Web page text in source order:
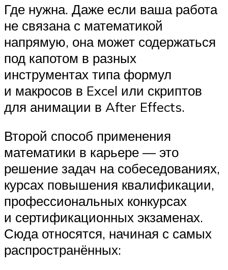
Где нужна. Даже если ваша работа
не связана с математикой
напрямую, она может содержаться
под капотом в разных
инструментах типа формул
и макросов в Excel или скриптов
для анимации в After Effects.
Второй способ применения
математики в карьере — это
решение задач на собеседованиях,
курсах повышения квалификации,
профессиональных конкурсах
и сертификационных экзаменах.
Сюда относятся, начиная с самых
распространённых: